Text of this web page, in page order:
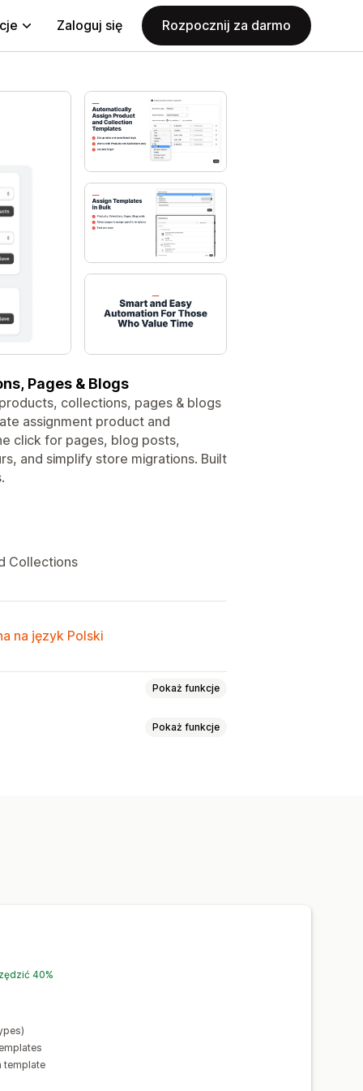
Zaloguj się Rozpocznij za darmo
Pages & Blogs
collections, pages & blogs
assignment product and
click for pages, blog posts,
and simplify store migrations. Built
Collections
na język Polski
Pokaż funkcje
Pokaż funkcje
40%
template